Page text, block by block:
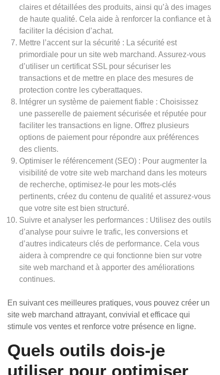
claires et détaillées des produits, ainsi qu’à des images
de haute qualité. Cela aide à renforcer la confiance et à
faciliter la décision d’achat.
Mettre l’accent sur la sécurité : La sécurité est
primordiale pour un site web marchand. Assurez-vous
d’utiliser un certificat SSL pour sécuriser les
transactions et de mettre en place des mesures de
protection contre les cyberattaques.
Intégrer un système de paiement fiable : Choisissez
une passerelle de paiement sécurisée et réputée pour
faciliter les transactions en ligne. Offrez plusieurs
options de paiement pour répondre aux préférences
des clients.
Optimiser le référencement (SEO) : Pour augmenter la
visibilité de votre site web marchand dans les moteurs
de recherche, optimisez-le pour les mots-clés
pertinents, créez du contenu de qualité et assurez-vous
que votre site est bien structuré.
Suivre et analyser les performances : Utilisez des outils
d’analyse pour suivre le trafic, les conversions et
d’autres indicateurs clés de performance. Cela vous
aidera à comprendre ce qui fonctionne bien sur votre
site web marchand et à apporter des améliorations
continues.
En suivant ces meilleures pratiques, vous pouvez créer un
site web marchand attrayant, convivial et efficace qui
stimule vos ventes et renforce votre présence en ligne.
Quels outils dois-je
utiliser pour optimiser